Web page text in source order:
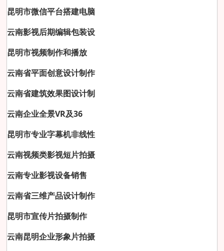
昆明市微信平台搭建电脑
云南影视后期编辑包装设
昆明市视频制作和播放
云南省平面创意设计制作
云南省建筑效果图设计制
云南企业全景VR及36
昆明市专业字幕机非线性
云南视频类影视短片拍摄
云南专业影视设备销售
云南省三维产品设计制作
昆明市宣传片拍摄制作
云南昆明企业形象片拍摄